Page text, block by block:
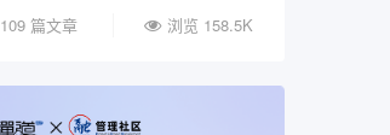
109 篇文章 浏览 158.5K